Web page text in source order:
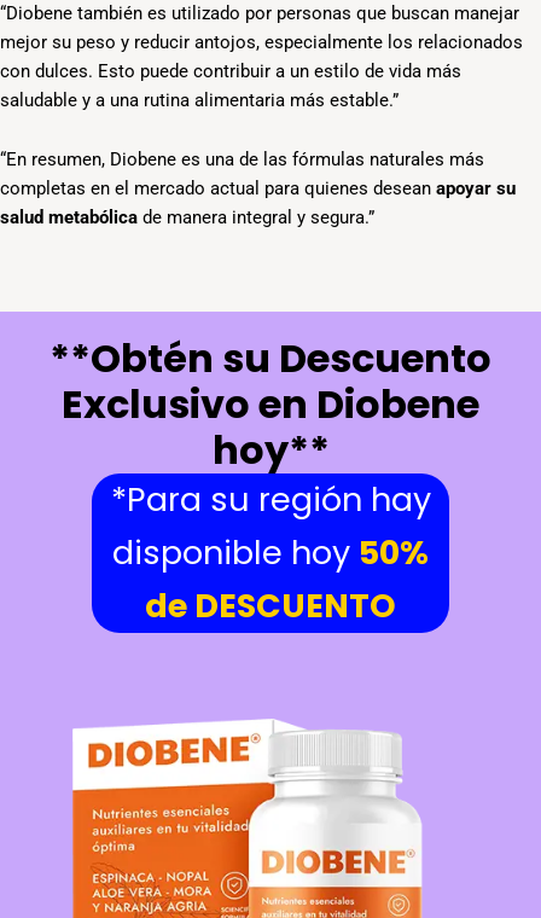
“Diobene también es utilizado por personas que buscan manejar
mejor su peso y reducir antojos, especialmente los relacionados
con dulces. Esto puede contribuir a un estilo de vida más
saludable y a una rutina alimentaria más estable.”
“En resumen, Diobene es una de las fórmulas naturales más
completas en el mercado actual para quienes desean apoyar su
salud metabólica de manera integral y segura.”
**Obtén su Descuento
Exclusivo en Diobene
hoy**
*Para su región hay
disponible hoy 50%
de DESCUENTO